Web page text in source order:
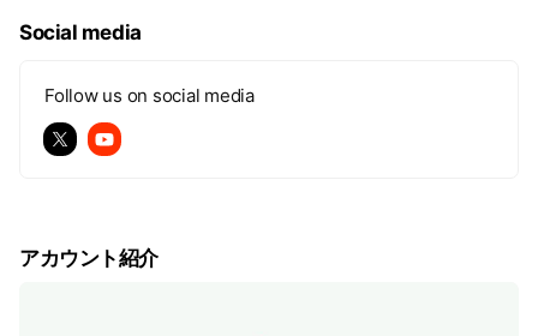
Social media
Follow us on social media
アカウント紹介